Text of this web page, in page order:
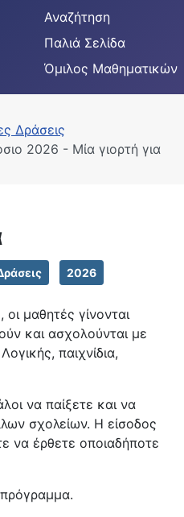
Αναζήτηση
Παλιά Σελίδα
Όμιλος Μαθηματικών
Δράσεις
2026 - Μία γιορτή για
2026
μαθητές γίνονται
και ασχολούνται με
παιχνίδια,
να παίξετε και να
σχολείων. Η είσοδος
να έρθετε οποιαδήποτε